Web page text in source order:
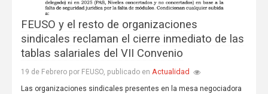
FEUSO y el resto de organizaciones
sindicales reclaman el cierre inmediato de las
tablas salariales del VII Convenio
19 de Febrero por FEUSO, publicado en Actualidad
Las organizaciones sindicales presentes en la mesa negociadora